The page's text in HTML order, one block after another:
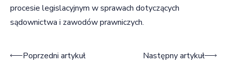
procesie legislacyjnym w sprawach dotyczących
sądownictwa i zawodów prawniczych.
Nawigacja wpisu
Poprzedni artykuł Następny artykuł